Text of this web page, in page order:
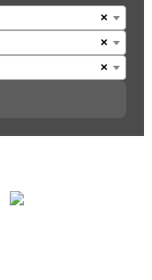
×
×
×